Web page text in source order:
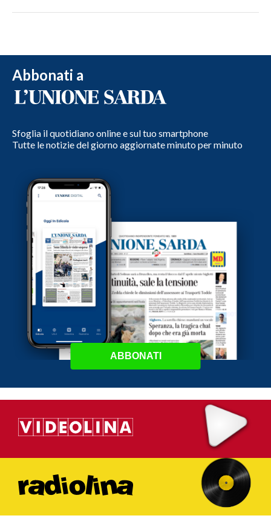
Abbonati a
Sfoglia il quotidiano online e sul tuo smartphone
Tutte le notizie del giorno aggiornate minuto per minuto
ABBONATI